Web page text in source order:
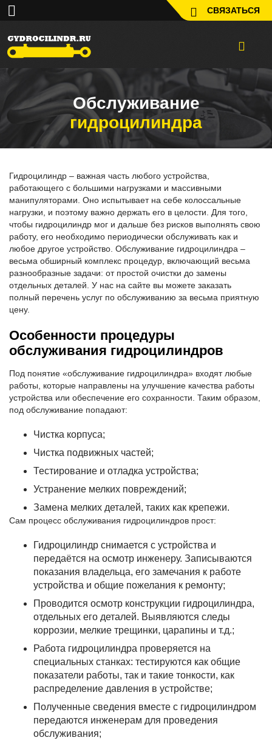
СВЯЗАТЬСЯ
Обслуживание
гидроцилиндра
Гидроцилиндр – важная часть любого устройства,
работающего с большими нагрузками и массивными
манипуляторами. Оно испытывает на себе колоссальные
нагрузки, и поэтому важно держать его в целости. Для того,
чтобы гидроцилиндр мог и дальше без рисков выполнять свою
работу, его необходимо периодически обслуживать как и
любое другое устройство. Обслуживание гидроцилиндра –
весьма обширный комплекс процедур, включающий весьма
разнообразные задачи: от простой очистки до замены
отдельных деталей. У нас на сайте вы можете заказать
полный перечень услуг по обслуживанию за весьма приятную
цену.
Особенности процедуры
обслуживания гидроцилиндров
Под понятие «обслуживание гидроцилиндра» входят любые
работы, которые направлены на улучшение качества работы
устройства или обеспечение его сохранности. Таким образом,
под обслуживание попадают:
Чистка корпуса;
Чистка подвижных частей;
Тестирование и отладка устройства;
Устранение мелких повреждений;
Замена мелких деталей, таких как крепежи.
Сам процесс обслуживания гидроцилиндров прост:
Гидроцилиндр снимается с устройства и
передаётся на осмотр инженеру. Записываются
показания владельца, его замечания к работе
устройства и общие пожелания к ремонту;
Проводится осмотр конструкции гидроцилиндра,
отдельных его деталей. Выявляются следы
коррозии, мелкие трещинки, царапины и т.д.;
Работа гидроцилиндра проверяется на
специальных станках: тестируются как общие
показатели работы, так и такие тонкости, как
распределение давления в устройстве;
Полученные сведения вместе с гидроцилиндром
передаются инженерам для проведения
обслуживания;